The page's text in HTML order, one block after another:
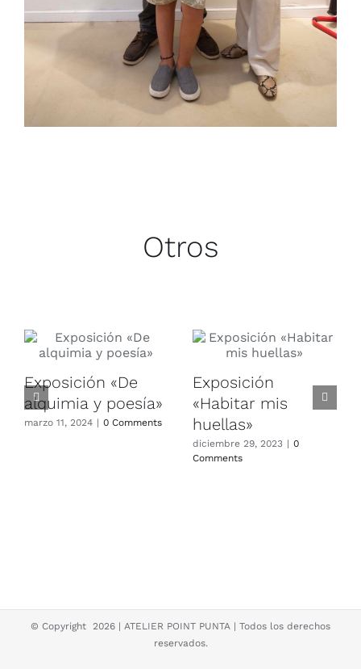
Otros
Exposición «De
alquimia y poesía»
marzo 11, 2024 | 0 Comments
Exposición
«Habitar mis
huellas»
diciembre 29, 2023 | 0
Comments
© Copyright 2026 | ATELIER POINT PUNTA | Todos los derechos
reservados.